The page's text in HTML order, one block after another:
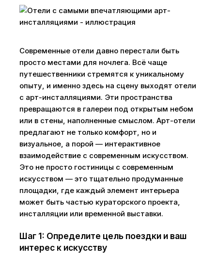
Современные отели давно перестали быть
просто местами для ночлега. Всё чаще
путешественники стремятся к уникальному
опыту, и именно здесь на сцену выходят отели
с арт-инсталляциями. Эти пространства
превращаются в галереи под открытым небом
или в стены, наполненные смыслом. Арт-отели
предлагают не только комфорт, но и
визуальное, а порой — интерактивное
взаимодействие с современным искусством.
Это не просто гостиницы с современным
искусством — это тщательно продуманные
площадки, где каждый элемент интерьера
может быть частью кураторского проекта,
инсталляции или временной выставки.
Шаг 1: Определите цель поездки и ваш
интерес к искусству